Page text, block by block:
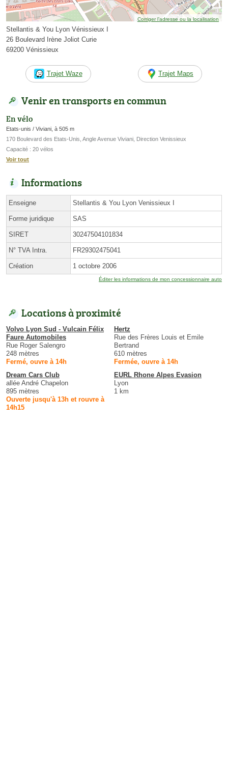
Corriger l’adresse ou la localisation
Stellantis & You Lyon Vénissieux I
26 Boulevard Irène Joliot Curie
69200 Vénissieux
Trajet Waze Trajet Maps
Venir en transports en commun
En vélo
Etats-unis / Viviani, à 505 m
170 Boulevard des Etats-Unis, Angle Avenue Viviani, Direction Venissieux
Capacité : 20 vélos
Voir tout
Informations
Enseigne Stellantis & You Lyon Venissieux I
Forme juridique SAS
SIRET 30247504101834
N° TVA Intra. FR29302475041
Création 1 octobre 2006
Éditer les informations de mon concessionnaire auto
Locations à proximité
Volvo Lyon Sud - Vulcain Félix
Faure Automobiles
Rue Roger Salengro
248 mètres
Fermé, ouvre à 14h
Hertz
Rue des Frères Louis et Emile
Bertrand
610 mètres
Fermée, ouvre à 14h
Dream Cars Club
allée André Chapelon
895 mètres
Ouverte jusqu'à 13h et rouvre à
14h15
EURL Rhone Alpes Evasion
Lyon
1 km